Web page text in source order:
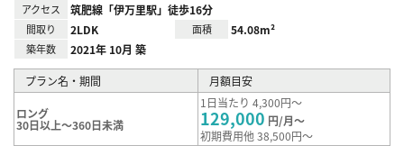
アクセス 筑肥線「伊万里駅」徒歩16分
間取り 2LDK 面積 54.08m²
築年数 2021年 10月 築
プラン名・期間 月額目安
ロング
30日以上～360日未満
1日当たり 4,300円～
129,000 円/月～
初期費用他 38,500円～